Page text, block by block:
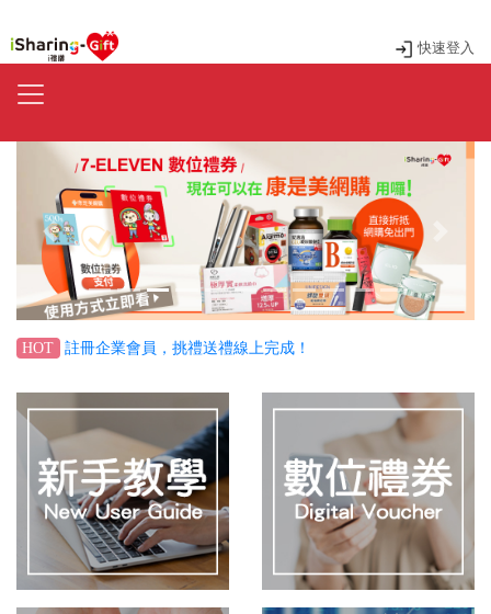
快速登入
Next
HOT 註冊企業會員，挑禮送禮線上完成！